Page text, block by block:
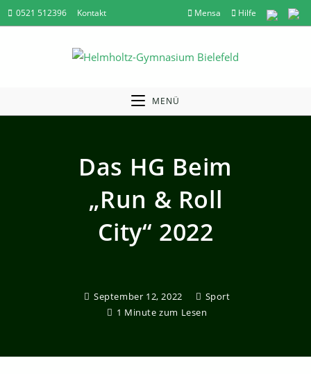
Zum
Inhalt
Mensa Hilfe
0521 512396 Kontakt
MENÜ
Das HG Beim
„Run & Roll
City“ 2022
September 12, 2022
Sport
1 Minute zum Lesen